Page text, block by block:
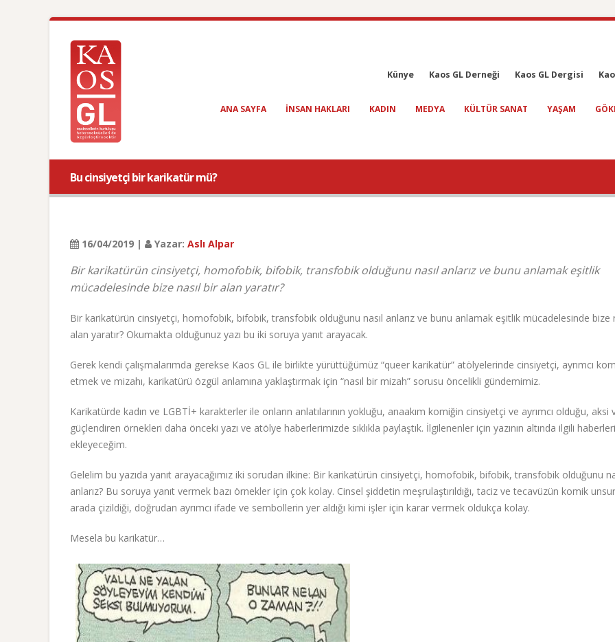
Künye Kaos GL Derneği Kaos GL Dergisi
ANA SAYFA INSAN HAKLARI KADIN MEDYA KÜLTÜR SANAT YAŞAM
Bu cinsiyetçi bir karikatür mü?
16/04/2019 | Yazar: Aslı Alpar
Bir karikatürün cinsiyetçi, homofobik, bifobik, transfobik olduğunu nasıl anlarız ve bunu anlamak eşitlik
mücadelesinde bize nasıl bir alan yaratır?
Bir karikatürün cinsiyetçi, homofobik, bifobik, transfobik olduğunu nasıl anlarız ve bunu anlamak eşitlik mücadelesinde bize
alan yaratır? Okumakta olduğunuz yazı bu iki soruya yanıt arayacak.
Gerek kendi çalışmalarımda gerekse Kaos GL ile birlikte yürüttüğümüz “queer karikatür” atölyelerinde cinsiyetçi, ayrımcı
etmek ve mizahı, karikatürü özgül anlamına yaklaştırmak için “nasıl bir mizah” sorusu öncelikli gündemimiz.
Karikatürde kadın ve LGBTİ+ karakterler ile onların anlatılarının yokluğu, anaakım komiğin cinsiyetçi ve ayrımcı olduğu, aksi
güçlendiren örnekleri daha önceki yazı ve atölye haberlerimizde sıklıkla paylaştık. İlgilenenler için yazının altında ilgili haberleri
ekleyeceğim.
Gelelim bu yazıda yanıt arayacağımız iki sorudan ilkine: Bir karikatürün cinsiyetçi, homofobik, bifobik, transfobik olduğunu
anlarız? Bu soruya yanıt vermek bazı örnekler için çok kolay. Cinsel şiddetin meşrulaştırıldığı, taciz ve tecavüzün komik
arada çizildiği, doğrudan ayrımcı ifade ve sembollerin yer aldığı kimi işler için karar vermek oldukça kolay.
Mesela bu karikatür…